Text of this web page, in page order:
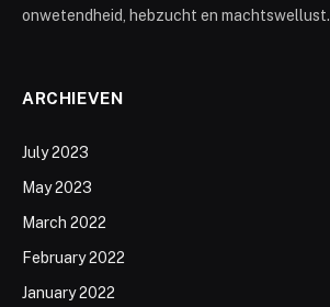
onwetendheid, hebzucht en machtswellust.
ARCHIEVEN
July 2023
May 2023
March 2022
February 2022
January 2022